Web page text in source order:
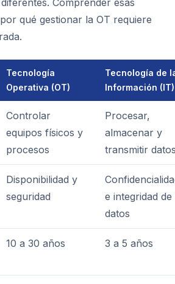
Comprender esas
qué gestionar la OT requiere
Tecnología
Operativa (OT)
Tecnología de
Información (IT)
Controlar
equipos físicos y
procesos
Procesar,
almacenar y
transmitir
Disponibilidad y
seguridad
e integridad de
datos
10 a 30 años 3 a 5 años